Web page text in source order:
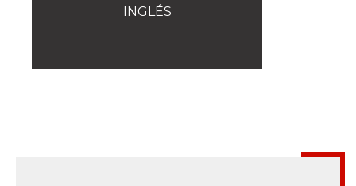
INGLÉS